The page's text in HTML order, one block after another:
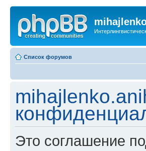
Список форумов
Это соглашение